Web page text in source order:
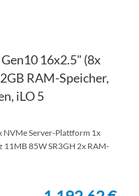
16x2.5" (8x
RAM-Speicher,
iLO 5
NVMe Server-Plattform 1x
11MB 85W SR3GH 2x RAM-